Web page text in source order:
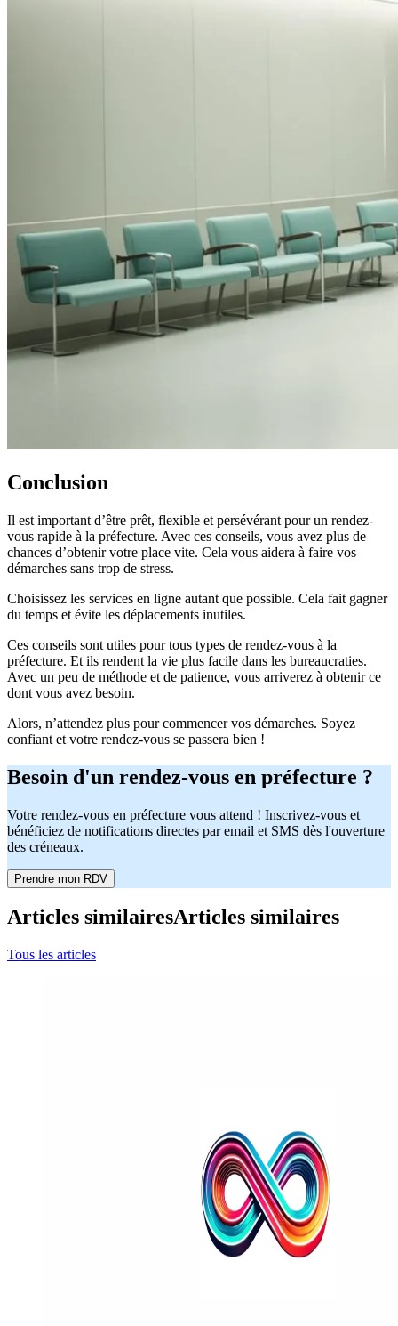
Conclusion
Il est important d’être prêt, flexible et persévérant pour un rendez-
vous rapide à la préfecture. Avec ces conseils, vous avez plus de
chances d’obtenir votre place vite. Cela vous aidera à faire vos
démarches sans trop de stress.
Choisissez les services en ligne autant que possible. Cela fait gagner
du temps et évite les déplacements inutiles.
Ces conseils sont utiles pour tous types de rendez-vous à la
préfecture. Et ils rendent la vie plus facile dans les bureaucraties.
Avec un peu de méthode et de patience, vous arriverez à obtenir ce
dont vous avez besoin.
Alors, n’attendez plus pour commencer vos démarches. Soyez
confiant et votre rendez-vous se passera bien !
Besoin d'un rendez-vous en préfecture ?
Votre rendez-vous en préfecture vous attend ! Inscrivez-vous et
bénéficiez de notifications directes par email et SMS dès l'ouverture
des créneaux.
Prendre mon RDV
Articles similairesArticles similaires
Tous les articles